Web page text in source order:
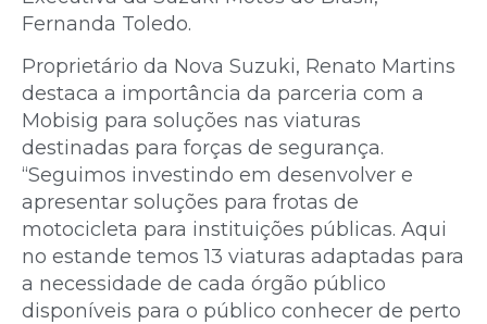
Fernanda Toledo.
Proprietário da Nova Suzuki, Renato Martins
destaca a importância da parceria com a
Mobisig para soluções nas viaturas
destinadas para forças de segurança.
“Seguimos investindo em desenvolver e
apresentar soluções para frotas de
motocicleta para instituições públicas. Aqui
no estande temos 13 viaturas adaptadas para
a necessidade de cada órgão público
disponíveis para o público conhecer de perto